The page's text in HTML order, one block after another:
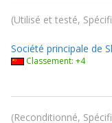
Utilisé et testé,
Société principale de
Classement: +4
Reconditionné,